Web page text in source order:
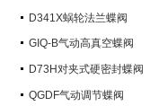
D341X蜗轮法兰蝶阀
GIQ-B气动高真空蝶阀
D73H对夹式硬密封蝶阀
QGDF气动调节蝶阀